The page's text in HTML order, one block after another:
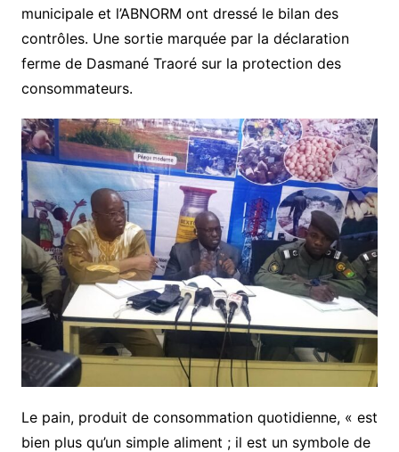
municipale et l’ABNORM ont dressé le bilan des
contrôles. Une sortie marquée par la déclaration
ferme de Dasmané Traoré sur la protection des
consommateurs.
Le pain, produit de consommation quotidienne, « est
bien plus qu’un simple aliment ; il est un symbole de